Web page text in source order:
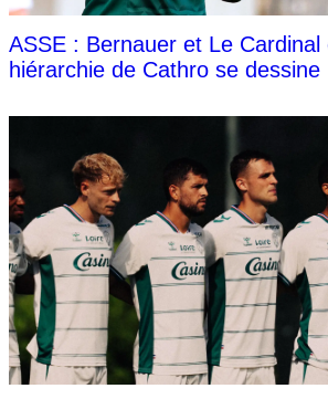
ASSE : Bernauer et Le
hiérarchie de Cathro se dessine